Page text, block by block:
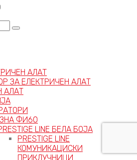
АЛАТ
ЗА ЕЛЕКТРИЧЕН АЛАТ
АЛАТ
ФИ60
LINE БЕЛА БОЈА
PRESTIGE LINE
КОМУНИКАЦИСКИ
ПРИКЛУЧНИЦИ